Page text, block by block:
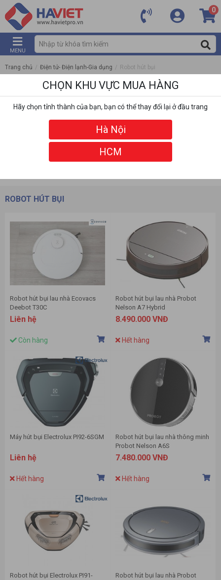
0
MENU
Trang chủ / Điện tử- Điện lạnh-Gia dụng / Robot hút bụi
ROBOT HÚT BỤI
Robot hút bụi lau nhà Ecovacs
Deebot T30C
Liên hệ
Còn hàng
Robot hút bụi lau nhà Probot
Nelson A7 Hybrid
8.490.000 VNĐ
Hết hàng
Máy hút bụi Electrolux PI92-6SGM
Liên hệ
Hết hàng
Robot hút bụi lau nhà thông minh
Probot Nelson A6S
7.480.000 VNĐ
Hết hàng
Robot hút bụi Electrolux PI91-
Robot hút bụi lau nhà Probot
CHỌN KHU VỰC MUA HÀNG
Hãy chọn tỉnh thành của bạn, bạn có thể thay đổi lại ở đầu trang
Hà Nội
HCM